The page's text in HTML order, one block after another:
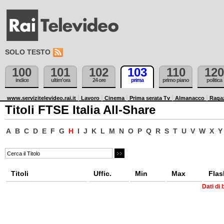
SOLO TESTO
100
indice
101
ultim'ora
102
24 ore
103
prima
110
primo piano
120
politica
www.servizitelevideo.rai.it Lavoro Cinema Prima serata Tv Almanacco
Titoli FTSE Italia All-Share
A B C D E F G H I J K L M N O P Q R S T U V W X Y
Titoli Uffic. Min Max
Dati di